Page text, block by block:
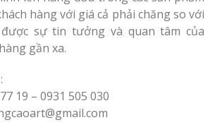
hàng với giá cả phải chăng so với
sự tin tưởng và quan tâm của
gần xa.
19 – 0931 505 030
Mica Tại Vinh Lấy
Nam Đàn Uy Tín Giá